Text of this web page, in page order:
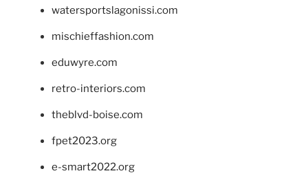
watersportslagonissi.com
mischieffashion.com
eduwyre.com
retro-interiors.com
theblvd-boise.com
fpet2023.org
e-smart2022.org